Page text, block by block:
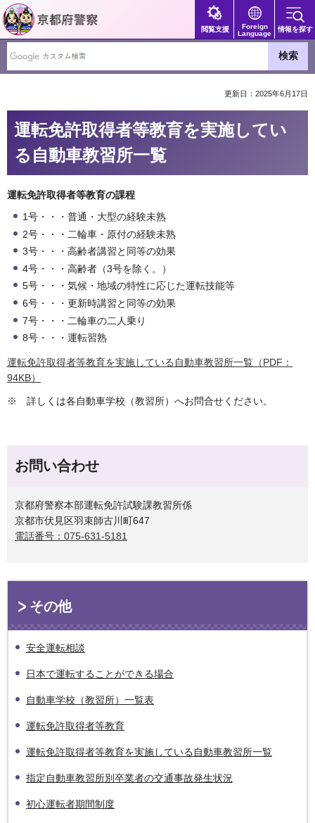
京都府警察
閲覧支援
Foreign
Language
情報を探す
更新日：2025年6月17日
運転免許取得者等教育を実施してい
る自動車教習所一覧
運転免許取得者等教育の課程
1号・・・普通・大型の経験未熟
2号・・・二輪車・原付の経験未熟
3号・・・高齢者講習と同等の効果
4号・・・高齢者（3号を除く。）
5号・・・気候・地域の特性に応じた運転技能等
6号・・・更新時講習と同等の効果
7号・・・二輪車の二人乗り
8号・・・運転習熟
運転免許取得者等教育を実施している自動車教習所一覧（PDF：
94KB）
※ 詳しくは各自動車学校（教習所）へお問合せください。
お問い合わせ
京都府警察本部運転免許試験課教習所係
京都市伏見区羽束師古川町647
電話番号：075-631-5181
その他
安全運転相談
日本で運転することができる場合
自動車学校（教習所）一覧表
運転免許取得者等教育
運転免許取得者等教育を実施している自動車教習所一覧
指定自動車教習所別卒業者の交通事故発生状況
初心運転者期間制度